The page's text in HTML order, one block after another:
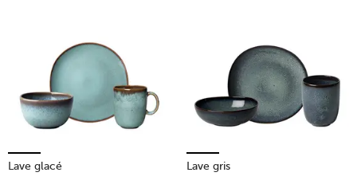
Lave glacé Lave gris